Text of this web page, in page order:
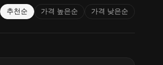
추천순 가격 높은순 가격 낮은순